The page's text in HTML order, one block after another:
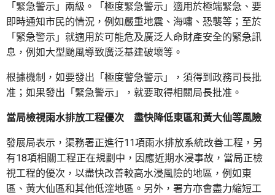
「緊急警示」兩級。「極度緊急警示」適用於極端緊急、要
即時通知市民的情況，例如嚴重地震、海嘯、恐襲等；至於
「緊急警示」就適用於可能危及廣泛人命財產安全的緊急訊
息，例如大型颱風導致廣泛基建破壞等。
根據機制，如要發出「極度警急警示」，須得到政務司長批
准；如果發出「緊急警示」，就要取得相關局長批准。
當局檢視雨水排放工程優次 盡快降低東區和黃大仙等風險
發展局表示，渠務署正進行11項雨水排放系統改善工程，另
有18項相關工程正在規劃中，因應近期水浸事故，當局正檢
視工程的優次，以盡快改善較高水浸風險的地區，例如東
區、黃大仙區和其他低漥地區。另外，署方亦會盡力縮短工